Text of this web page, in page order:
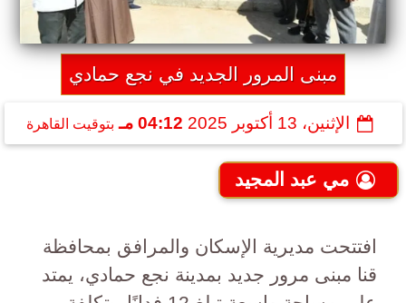
مبنى المرور الجديد في نجع حمادي
الإثنين، 13 أكتوبر 2025 04:12 مـ بتوقيت القاهرة
مي عبد المجيد
افتتحت مديرية الإسكان والمرافق بمحافظة
قنا مبنى مرور جديد بمدينة نجع حمادي، يمتد